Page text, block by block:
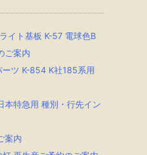
イト基板 K-57 電球色B
ご案内
ーツ K-854 K社185系用
本特急用 種別・行先イン
案内